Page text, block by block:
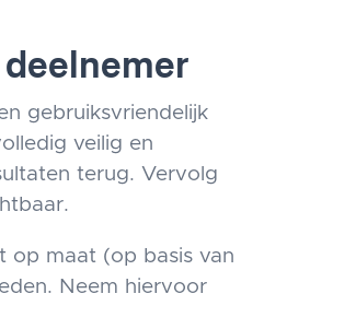
gebruiksvriendelijk
veilig en
terug. Vervolg
op maat (op basis van
Neem hiervoor